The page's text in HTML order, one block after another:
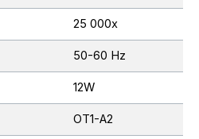
25 000x
50-60 Hz
12W
OT1-A2